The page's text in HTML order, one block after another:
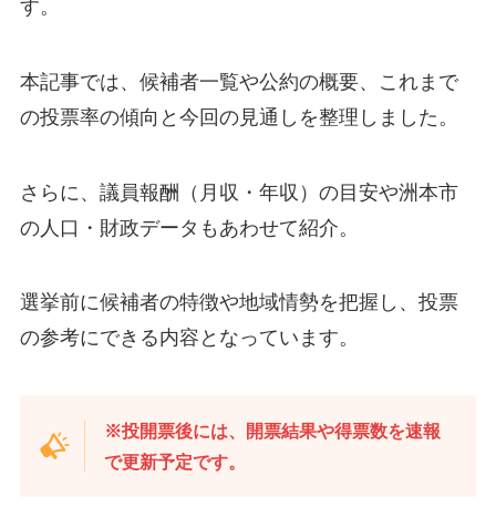
す。
本記事では、候補者一覧や公約の概要、これまで
の投票率の傾向と今回の見通しを整理しました。
さらに、議員報酬（月収・年収）の目安や洲本市
の人口・財政データもあわせて紹介。
選挙前に候補者の特徴や地域情勢を把握し、投票
の参考にできる内容となっています。
※投開票後には、開票結果や得票数を速報
で更新予定です。